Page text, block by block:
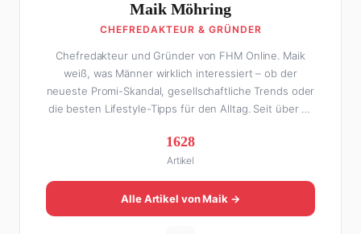
Maik Möhring
CHEFREDAKTEUR & GRÜNDER
Chefredakteur und Gründer von FHM Online. Maik
weiß, was Männer wirklich interessiert – ob der
neueste Promi-Skandal, gesellschaftliche Trends oder
die besten Lifestyle-Tipps für den Alltag. Seit über 10
Online zu einer der führenden Männer-Lifestyle-
Plattformen im deutschsprachigen Raum aufgebaut.
Sein Weg dahin war alles andere als geradlinig: Die
eine Hälfte seines Lebens stand er in der
Gastronomie – mit allem, was dazugehört. Die andere
1628
Artikel
Alle Artikel von Maik →